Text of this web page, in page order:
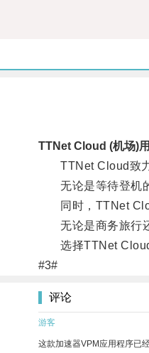
TTNet Cloud (机场)
TTNet Cloud致力
无论是等待登机的
同时，TTNet
无论是商务旅行还
选择TTNet Cloud
#3#
评论
游客
这款加速器VPM应用程序已